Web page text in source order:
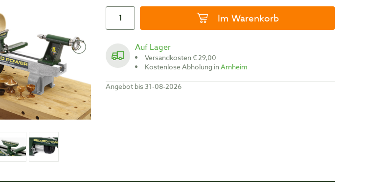
Im Warenkorb
Auf Lager
Versandkosten € 29,00
Kostenlose Abholung inArnheim
Angebot bis 31-08-2026